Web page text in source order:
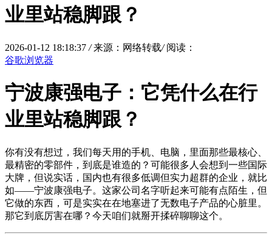
业里站稳脚跟？
2026-01-12 18:18:37 / 来源：网络转载/ 阅读：
谷歌浏览器
宁波康强电子：它凭什么在行
业里站稳脚跟？
你有没有想过，我们每天用的手机、电脑，里面那些最核心、
最精密的零部件，到底是谁造的？可能很多人会想到一些国际
大牌，但说实话，国内也有很多低调但实力超群的企业，就比
如——宁波康强电子。这家公司名字听起来可能有点陌生，但
它做的东西，可是实实在在地塞进了无数电子产品的心脏里。
那它到底厉害在哪？今天咱们就掰开揉碎聊聊这个。